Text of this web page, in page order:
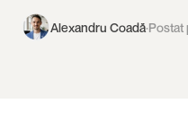
Alexandru Coadă·Postat